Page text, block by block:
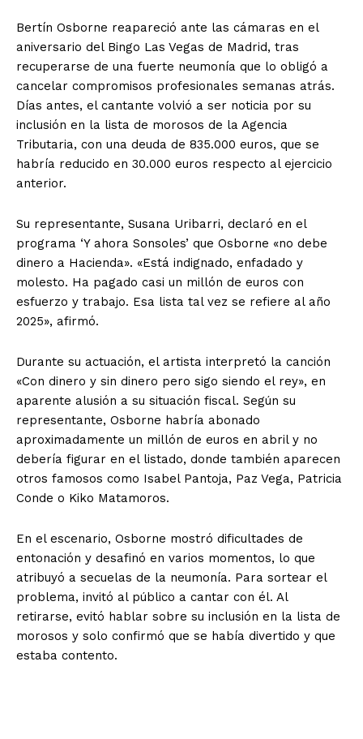
Bertín Osborne reapareció ante las cámaras en el
aniversario del Bingo Las Vegas de Madrid, tras
recuperarse de una fuerte neumonía que lo obligó a
cancelar compromisos profesionales semanas atrás.
Días antes, el cantante volvió a ser noticia por su
inclusión en la lista de morosos de la Agencia
Tributaria, con una deuda de 835.000 euros, que se
habría reducido en 30.000 euros respecto al ejercicio
anterior.
Su representante, Susana Uribarri, declaró en el
programa ‘Y ahora Sonsoles’ que Osborne «no debe
dinero a Hacienda». «Está indignado, enfadado y
molesto. Ha pagado casi un millón de euros con
esfuerzo y trabajo. Esa lista tal vez se refiere al año
2025», afirmó.
Durante su actuación, el artista interpretó la canción
«Con dinero y sin dinero pero sigo siendo el rey», en
aparente alusión a su situación fiscal. Según su
representante, Osborne habría abonado
aproximadamente un millón de euros en abril y no
debería figurar en el listado, donde también aparecen
otros famosos como Isabel Pantoja, Paz Vega, Patricia
Conde o Kiko Matamoros.
En el escenario, Osborne mostró dificultades de
entonación y desafinó en varios momentos, lo que
atribuyó a secuelas de la neumonía. Para sortear el
problema, invitó al público a cantar con él. Al
retirarse, evitó hablar sobre su inclusión en la lista de
morosos y solo confirmó que se había divertido y que
estaba contento.